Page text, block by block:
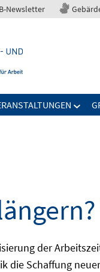
Newsletter
der
die Schaffung